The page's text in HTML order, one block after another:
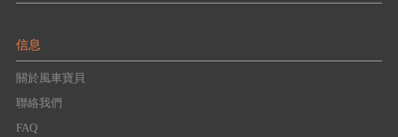
信息
關於風車寶貝
聯絡我們
FAQ